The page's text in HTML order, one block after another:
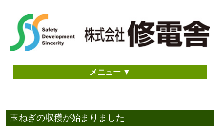
メニュー ▼
玉ねぎの収穫が始まりました